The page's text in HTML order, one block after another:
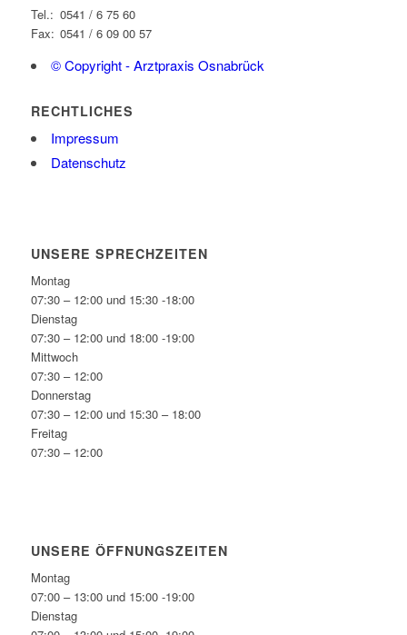
Tel.: 0541 / 6 75 60
Fax: 0541 / 6 09 00 57
© Copyright - Arztpraxis Osnabrück
RECHTLICHES
Impressum
Datenschutz
UNSERE SPRECHZEITEN
Montag
07:30 – 12:00 und 15:30 -18:00
Dienstag
07:30 – 12:00 und 18:00 -19:00
Mittwoch
07:30 – 12:00
Donnerstag
07:30 – 12:00 und 15:30 – 18:00
Freitag
07:30 – 12:00
UNSERE ÖFFNUNGSZEITEN
Montag
07:00 – 13:00 und 15:00 -19:00
Dienstag